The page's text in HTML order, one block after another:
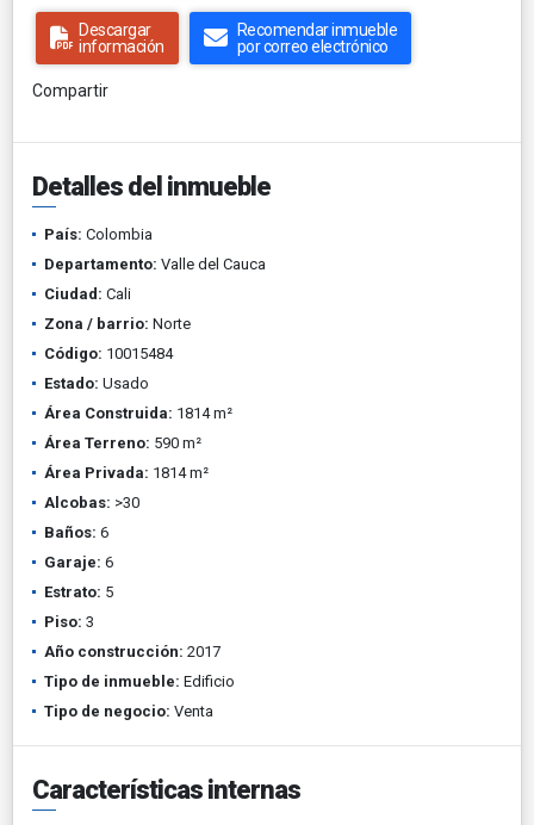
Descargar
información
Recomendar inmueble
por correo electrónico
Compartir
Detalles del inmueble
País: Colombia
Departamento: Valle del Cauca
Ciudad: Cali
Zona / barrio: Norte
Código: 10015484
Estado: Usado
Área Construida: 1814 m²
Área Terreno: 590 m²
Área Privada: 1814 m²
Alcobas: >30
Baños: 6
Garaje: 6
Estrato: 5
Piso: 3
Año construcción: 2017
Tipo de inmueble: Edificio
Tipo de negocio: Venta
Características internas